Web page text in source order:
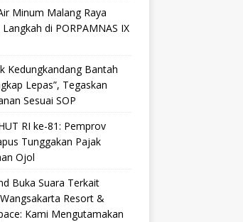
Minum Malang Raya
di PORPAMNAS IX
Kedungkandang Bantah
Lepas”, Tegaskan
Sesuai SOP
RI ke-81: Pemprov
Tunggakan Pajak
Ojol
Buka Suara Terkait
Resort &
Kami Mengutamakan